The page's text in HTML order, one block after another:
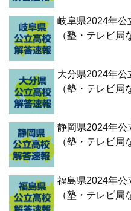
岐阜県2024年公
（塾・テレビ局
大分県2024年公
（塾・テレビ局
静岡県2024年公
（塾・テレビ局
福島県2024年公
（塾・テレビ局